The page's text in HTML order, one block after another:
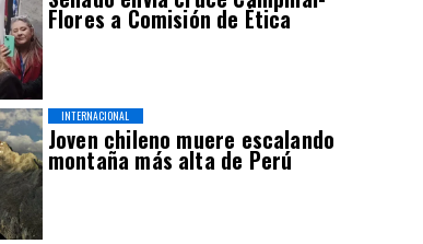
Flores a Comisión de Ética
Joven chileno muere escalando
montaña más alta de Perú
INTERNACIONAL